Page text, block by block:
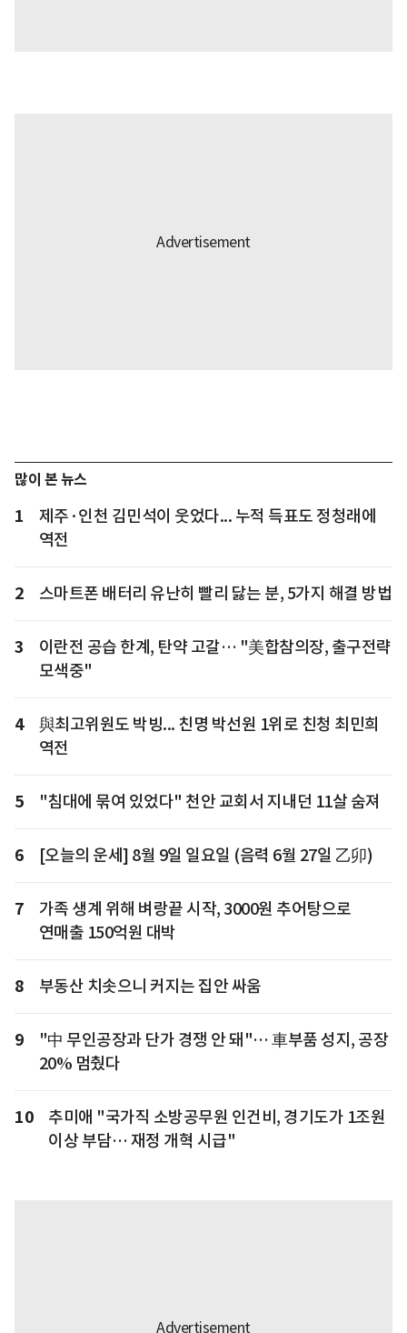
많이 본 뉴스
1
제주·인천 김민석이 웃었다... 누적 득표도 정청래에
역전
2 스마트폰 배터리 유난히 빨리 닳는 분, 5가지 해결 방법
3
이란전 공습 한계, 탄약 고갈… "美합참의장, 출구전략
모색중"
4
與최고위원도 박빙... 친명 박선원 1위로 친청 최민희
역전
5 "침대에 묶여 있었다" 천안 교회서 지내던 11살 숨져
6 [오늘의 운세] 8월 9일 일요일 (음력 6월 27일 乙卯)
7
가족 생계 위해 벼랑끝 시작, 3000원 추어탕으로
연매출 150억원 대박
8 부동산 치솟으니 커지는 집안 싸움
9
"中 무인공장과 단가 경쟁 안 돼"… 車부품 성지, 공장
20% 멈췄다
10
추미애 "국가직 소방공무원 인건비, 경기도가 1조원
이상 부담… 재정 개혁 시급"